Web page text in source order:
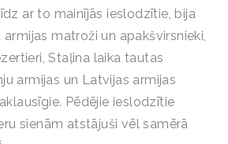
ar to mainījās ieslodzītie, bija
matroži un apakšvirsnieki,
Staļina laika tautas
armijas un Latvijas armijas
Pēdējie ieslodzītie
sienām atstājuši vēl samērā